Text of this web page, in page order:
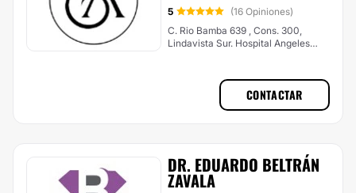
5
(16 Opiniones)
C. Rio Bamba 639 , Cons. 300,
Lindavista Sur. Hospital Angeles
CONTACTAR
DR. EDUARDO BELTRÁN
ZAVALA